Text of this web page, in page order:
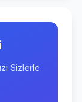
Sizlerle